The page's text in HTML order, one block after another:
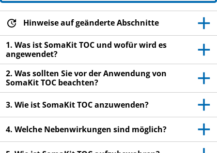
Wenn Sie Nebenwirkungen bemerken, wenden Sie
sich an Ihren Facharzt für Nuklearmedizin. Dies
gilt auch für Nebenwirkungen, die nicht in dieser
Packungsbeilage angegeben sind. Siehe
Abschnitt 4.
Hinweise auf geänderte Abschnitte
1. Was ist SomaKit TOC und wofür wird es
angewendet?
2. Was sollten Sie vor der Anwendung von
SomaKit TOC beachten?
3. Wie ist SomaKit TOC anzuwenden?
4. Welche Nebenwirkungen sind möglich?